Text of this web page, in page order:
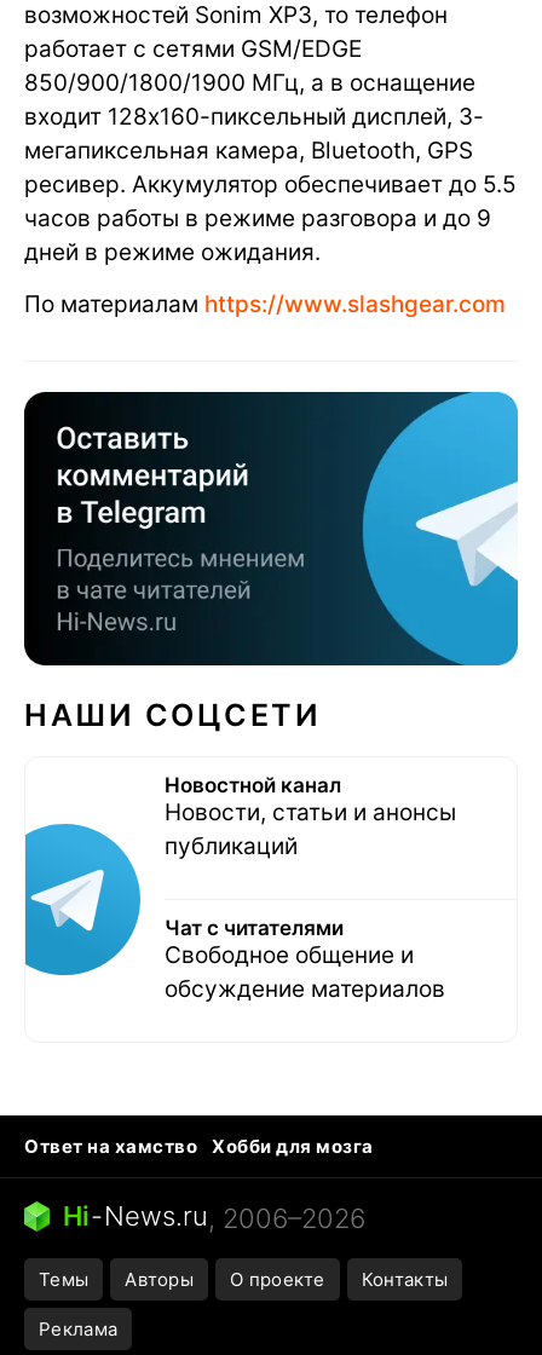
возможностей Sonim XP3, то телефон
работает с сетями GSM/EDGE
850/900/1800/1900 МГц, а в оснащение
входит 128х160-пиксельный дисплей, 3-
мегапиксельная камера, Bluetooth, GPS
ресивер. Аккумулятор обеспечивает до 5.5
часов работы в режиме разговора и до 9
дней в режиме ожидания.
По материалам https://www.slashgear.com
НАШИ СОЦСЕТИ
Новостной канал
Новости, статьи и анонсы
публикаций
Чат с читателями
Свободное общение и
обсуждение материалов
Ответ на хамство
Хобби для мозга
Бензин 100 vs 95
Тунцы в океанариуме
Следующая пандемия
Hi-News.ru, 2006–2026
Темы Авторы О проекте Контакты
Реклама